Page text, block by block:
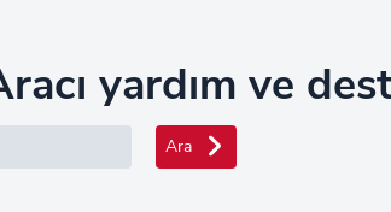
yardım ve
Ara